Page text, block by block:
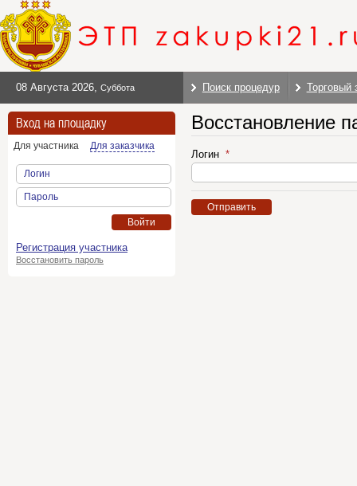
08 Августа 2026, Суббота Поиск процедур Торговый
Вход на площадку
Для участника Для заказчика
Логин
Пароль
Войти
Регистрация участника
Восстановить пароль
Восстановление
Логин
Отправить